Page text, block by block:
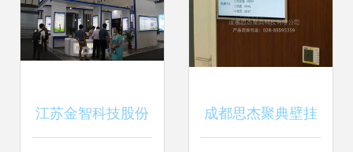
江苏金智科技股份 成都思杰聚典壁挂